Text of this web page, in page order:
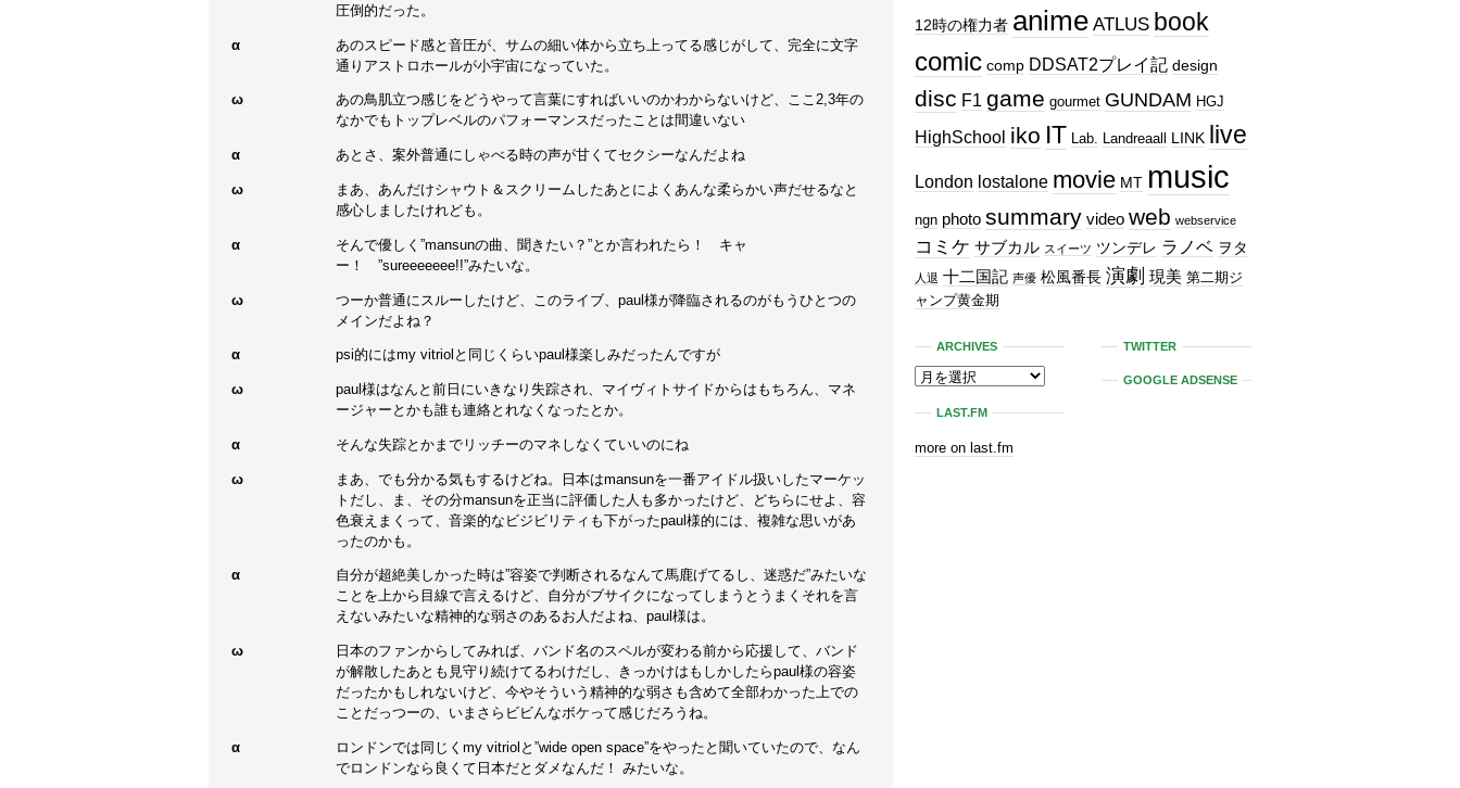
圧倒的だった。
α
あのスピード感と音圧が、サムの細い体から立ち上ってる感じがして、完全に文字
通りアストロホールが小宇宙になっていた。
ω
あの鳥肌立つ感じをどうやって言葉にすればいいのかわからないけど、ここ2,3年の
なかでもトップレベルのパフォーマンスだったことは間違いない
α あとさ、案外普通にしゃべる時の声が甘くてセクシーなんだよね
ω
まあ、あんだけシャウト＆スクリームしたあとによくあんな柔らかい声だせるなと
感心しましたけれども。
α
そんで優しく”mansunの曲、聞きたい？”とか言われたら！ キャ
ー！ ”sureeeeeee!!”みたいな。
ω
つーか普通にスルーしたけど、このライブ、paul様が降臨されるのがもうひとつの
メインだよね？
α psi的にはmy vitriolと同じくらいpaul様楽しみだったんですが
ω
paul様はなんと前日にいきなり失踪され、マイヴィトサイドからはもちろん、マネ
ージャーとかも誰も連絡とれなくなったとか。
α そんな失踪とかまでリッチーのマネしなくていいのにね
ω
まあ、でも分かる気もするけどね。日本はmansunを一番アイドル扱いしたマーケッ
トだし、ま、その分mansunを正当に評価した人も多かったけど、どちらにせよ、容
色衰えまくって、音楽的なビジビリティも下がったpaul様的には、複雑な思いがあ
ったのかも。
α
自分が超絶美しかった時は”容姿で判断されるなんて馬鹿げてるし、迷惑だ”みたいな
ことを上から目線で言えるけど、自分がブサイクになってしまうとうまくそれを言
えないみたいな精神的な弱さのあるお人だよね、paul様は。
ω
日本のファンからしてみれば、バンド名のスペルが変わる前から応援して、バンド
が解散したあとも見守り続けてるわけだし、きっかけはもしかしたらpaul様の容姿
だったかもしれないけど、今やそういう精神的な弱さも含めて全部わかった上での
ことだっつーの、いまさらビビんなボケって感じだろうね。
α
ロンドンでは同じくmy vitriolと”wide open space”をやったと聞いていたので、なん
でロンドンなら良くて日本だとダメなんだ！ みたいな。
12時の権力者 anime ATLUS book
comic comp DDSAT2プレイ記 design
disc F1 game gourmet GUNDAM HGJ
HighSchool iko IT Lab. Landreaall LINK live
London lostalone movie MT music
ngn photo summary video web webservice
コミケ サブカル スイーツ ツンデレ ラノベ ヲタ
人退 十二国記 声優 松風番長 演劇 現美 第二期ジ
ャンプ黄金期
TWITTER
GOOGLE ADSENSE
ARCHIVES
LAST.FM
more on last.fm